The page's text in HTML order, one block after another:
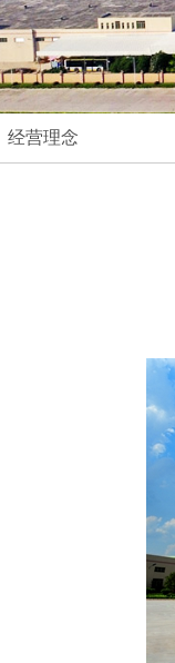
经营理念